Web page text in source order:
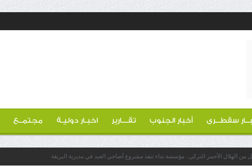
سقطــرى أخبار الجنوب تقـــارير اخبـار دوليـة مجتمــع
من الهلال الأحمر التركي.. مؤسسة نداء تنفذ مشروع أضاحي العيد في مديرية البريقة